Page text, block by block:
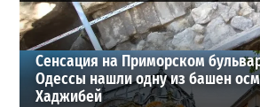
Сенсация на Приморском
Одессы нашли одну из башен
Хаджибей